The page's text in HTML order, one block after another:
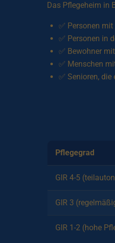
Das Pflegeheim in
✅ Personen mit
✅ Personen in
✅ Bewohner mit
✅ Menschen
✅ Senioren, die
Pflegegrad
GIR 4-5
GIR 3
GIR 1-2 (hohe